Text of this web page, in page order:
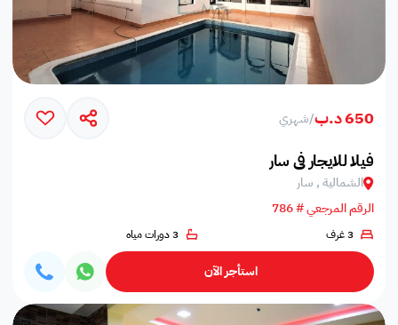
650 د.ب /شهري
فيلا للايجار في سار
الشمالية , سار
الرقم المرجعي # 786
3 غرف 3 دورات مياه
استأجر الآن